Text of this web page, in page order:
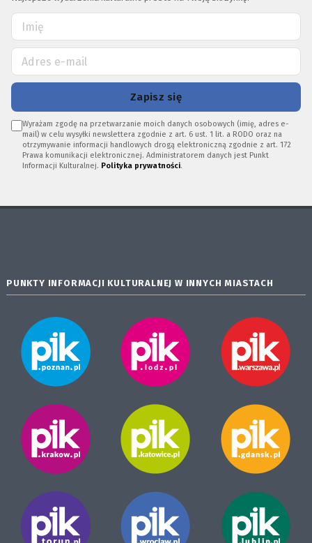
Zapisz się
Wyrażam zgodę na przetwarzanie moich danych osobowych (imię, adres e-
mail) w celu wysyłki newslettera zgodnie z art. 6 ust. 1 lit. a RODO oraz na
otrzymywanie informacji handlowych drogą elektroniczną zgodnie z art. 172
Prawa komunikacji elektronicznej. Administratorem danych jest Punkt
Informacji Kulturalnej. Polityka prywatności.
PUNKTY INFORMACJI KULTURALNEJ W INNYCH MIASTACH